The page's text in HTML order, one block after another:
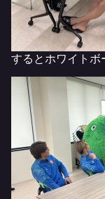
するとホワイト